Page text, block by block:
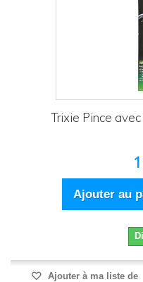
Trixie Pince
Ajouter au
Ajouter à ma liste de